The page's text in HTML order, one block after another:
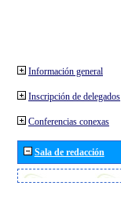
Información general
Inscripción de delegados
Conferencias conexas
Sala de redacción